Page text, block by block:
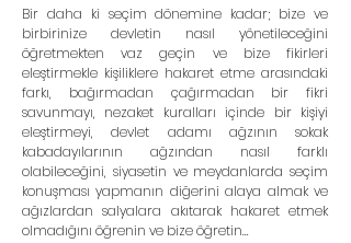
Bir daha ki seçim dönemine kadar; bize ve
birbirinize devletin nasıl yönetileceğini
öğretmekten vaz geçin ve bize fikirleri
eleştirmekle kişiliklere hakaret etme arasındaki
farkı, bağırmadan çağırmadan bir fikri
savunmayı, nezaket kuralları içinde bir kişiyi
eleştirmeyi, devlet adamı ağzının sokak
kabadayılarının ağzından nasıl farklı
olabileceğini, siyasetin ve meydanlarda seçim
konuşması yapmanın diğerini alaya almak ve
ağızlardan salyalara akıtarak hakaret etmek
olmadığını öğrenin ve bize öğretin…